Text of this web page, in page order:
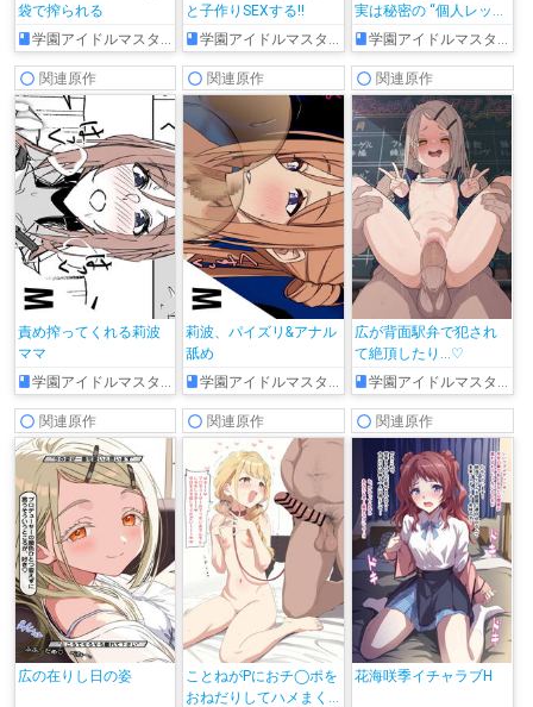
袋で搾られる
学園アイドルマスター
と子作りSEXする!!
学園アイドルマスター
実は秘密の “個人レッス
ン” をしています
学園アイドルマスター
関連原作
責め搾ってくれる莉波
ママ
学園アイドルマスター
関連原作
莉波、パイズリ&アナル
舐め
学園アイドルマスター
関連原作
広が背面駅弁で犯され
て絶頂したり…♡
学園アイドルマスター
関連原作
広の在りし日の姿
関連原作
ことねがPにおチ◯ポを
おねだりしてハメまく
関連原作
花海咲季イチャラブH